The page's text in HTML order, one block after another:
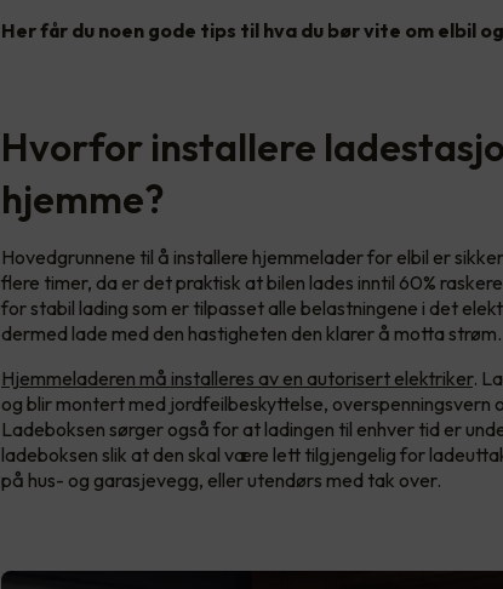
Her får du noen gode tips til hva du bør vite om elbil
Hvorfor installere
hjemme?
Hovedgrunnene til å installere hjemmelader for elbil er
flere timer, da er det praktisk at bilen lades inntil 60%
for stabil lading som er tilpasset alle belastningene i det
dermed lade med den hastigheten den klarer å motta strøm.
Hjemmeladeren må installeres av en autorisert elektriker.
og blir montert med jordfeilbeskyttelse, overspenningsvern
Ladeboksen sørger også for at ladingen til enhver tid er
ladeboksen slik at den skal være lett tilgjengelig for
på hus- og garasjevegg, eller utendørs med tak over.